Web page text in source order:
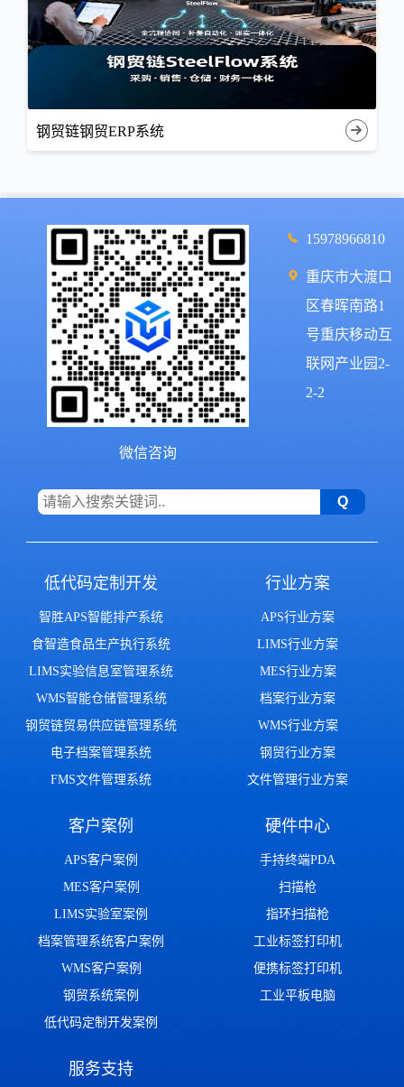
钢贸链钢贸ERP系统
微信咨询
15978966810
重庆市大渡口
区春晖南路1
号重庆移动互
联网产业园2-
2-2
低代码定制开发
智胜APS智能排产系统
食智造食品生产执行系统
LIMS实验信息室管理系统
WMS智能仓储管理系统
钢贸链贸易供应链管理系统
电子档案管理系统
FMS文件管理系统
行业方案
APS行业方案
LIMS行业方案
MES行业方案
档案行业方案
WMS行业方案
钢贸行业方案
文件管理行业方案
客户案例
APS客户案例
MES客户案例
LIMS实验室案例
档案管理系统客户案例
WMS客户案例
钢贸系统案例
低代码定制开发案例
硬件中心
手持终端PDA
扫描枪
指环扫描枪
工业标签打印机
便携标签打印机
工业平板电脑
服务支持